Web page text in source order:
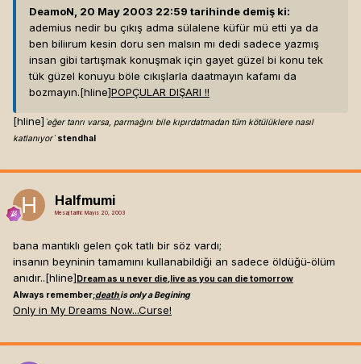
DeamoN, 20 May 2003 22:59 tarihinde demiş ki:
ademius nedir bu çıkış adma sülalene küfür mü etti ya da
ben biliırum kesin doru sen malsın mı dedi sadece yazmış
insan gibi tartışmak konuşmak için gayet güzel bi konu tek
tük güzel konuyu böle cıkışlarla daatmayın kafamı da
bozmayın.[hline]POPÇULAR DIŞARI !!
[hline] `eğer tanrı varsa, parmağını bile kıpırdatmadan tüm kötülüklere nasıl
katlanıyor` stendhal
Halfmumi
Mesaj tarihi: Mayıs 20, 2003
bana mantıklı gelen çok tatlı bir söz vardı;
insanın beyninin tamamını kullanabildiği an sadece öldüğü-ölüm
anıdır..[hline] Dream as u never die,live as you can die tomorrow
Always remember;deathis only a Begining
Only in My Dreams Now...Curse!